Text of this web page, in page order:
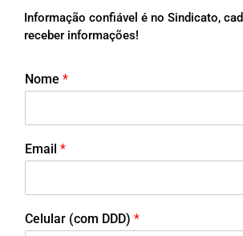
Informação confiável é no Sindicato,
receber informações!
Nome *
Email *
Celular (com DDD) *